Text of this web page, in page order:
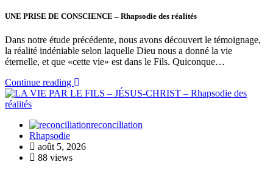
UNE PRISE DE CONSCIENCE – Rhapsodie des réalités
Dans notre étude précédente, nous avons découvert le témoignage,
la réalité indéniable selon laquelle Dieu nous a donné la vie
éternelle, et que «cette vie» est dans le Fils. Quiconque…
Continue reading
reconciliation
Rhapsodie
août 5, 2026
88 views